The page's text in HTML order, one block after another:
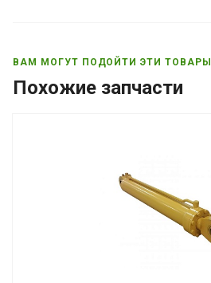
ВАМ МОГУТ ПОДОЙТИ ЭТИ ТОВАРЫ
Похожие запчасти